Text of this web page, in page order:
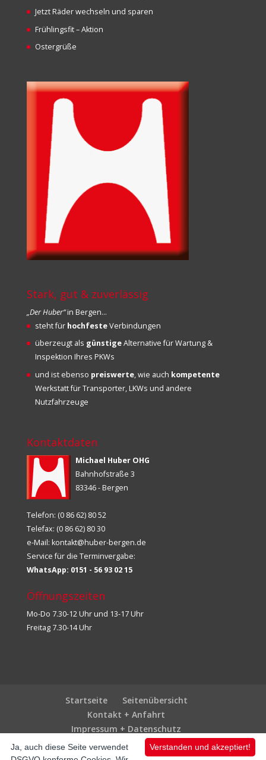
Jetzt Räder wechseln und sparen
Frühlingsfit – Aktion
Ostergrüße
Stark, gut & zuverlässig
„Der Huber“in Bergen…
steht für hochfesteVerbindungen
überzeugt als günstigeAlternative für Wartung &
Inspektion Ihres PKWs
und ist ebenso preiswerte, wie auch kompetente
Werkstatt für Transporter, LKWs und andere
Nutzfahrzeuge
Kontaktdaten
Michael Huber OHG
Bahnhofstraße 3
83346 - Bergen
Telefon: (0 86 62) 80 52
Telefax: (0 86 62) 80 30
e-Mail: kontakt@huber-bergen.de
Service für die Terminvergabe:
WhatsApp: 0151 - 56 93 02 15
Öffnungszeiten
Mo-Do 7.30-12 Uhr und 13-17 Uhr
Freitag 7.30-14 Uhr
Startseite
Seitenübersicht
Kontakt + Anfahrt
Impressum + Datenschutz
Verstanden und akzeptiert!
Ja, auch diese Seite verwendet